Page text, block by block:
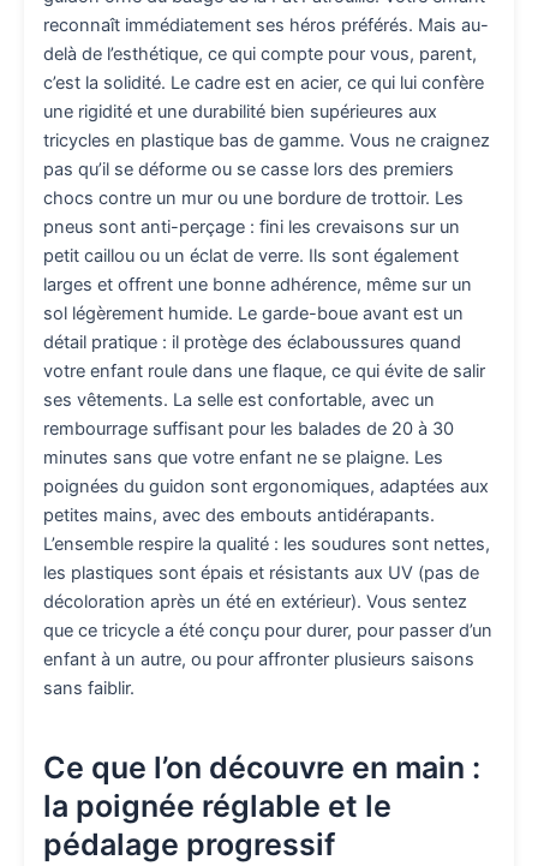
reconnaît immédiatement ses héros préférés. Mais au-
delà de l’esthétique, ce qui compte pour vous, parent,
c’est la solidité. Le cadre est en acier, ce qui lui confère
une rigidité et une durabilité bien supérieures aux
tricycles en plastique bas de gamme. Vous ne craignez
pas qu’il se déforme ou se casse lors des premiers
chocs contre un mur ou une bordure de trottoir. Les
pneus sont anti-perçage : fini les crevaisons sur un
petit caillou ou un éclat de verre. Ils sont également
larges et offrent une bonne adhérence, même sur un
sol légèrement humide. Le garde-boue avant est un
détail pratique : il protège des éclaboussures quand
votre enfant roule dans une flaque, ce qui évite de salir
ses vêtements. La selle est confortable, avec un
rembourrage suffisant pour les balades de 20 à 30
minutes sans que votre enfant ne se plaigne. Les
poignées du guidon sont ergonomiques, adaptées aux
petites mains, avec des embouts antidérapants.
L’ensemble respire la qualité : les soudures sont nettes,
les plastiques sont épais et résistants aux UV (pas de
décoloration après un été en extérieur). Vous sentez
que ce tricycle a été conçu pour durer, pour passer d’un
enfant à un autre, ou pour affronter plusieurs saisons
sans faiblir.
Ce que l’on découvre en main :
la poignée réglable et le
pédalage progressif